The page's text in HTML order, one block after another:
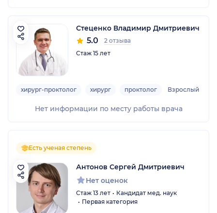
Стеценко Владимир Дмитриевич
5.0
2 отзыва
Стаж 15 лет
хирург-проктолог хирург проктолог Взрослый
Нет информации по месту работы врача
Есть ученая степень
Антонов Сергей Дмитриевич
Нет оценок
Стаж 13 лет
Кандидат мед. наук
Первая категория